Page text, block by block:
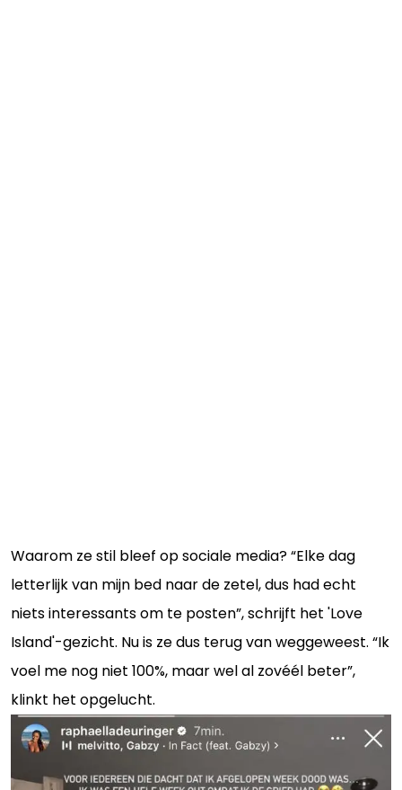
Waarom ze stil bleef op sociale media? “Elke dag
letterlijk van mijn bed naar de zetel, dus had echt
niets interessants om te posten”, schrijft het 'Love
Island'-gezicht. Nu is ze dus terug van weggeweest. “Ik
voel me nog niet 100%, maar wel al zovéél beter”,
klinkt het opgelucht.